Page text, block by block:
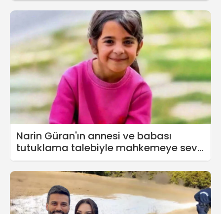
Narin Güran'ın annesi ve babası
tutuklama talebiyle mahkemeye sevk
edildi